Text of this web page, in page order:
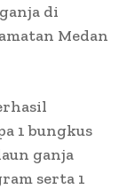
di
Medan
1 bungkus
ganja
serta 1